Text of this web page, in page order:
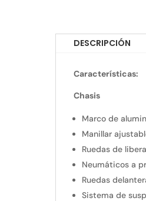
DESCRIPCIÓN
Características:
Chasis
Marco de
Manillar
Ruedas de
Neumáticos a
Ruedas
Sistema de